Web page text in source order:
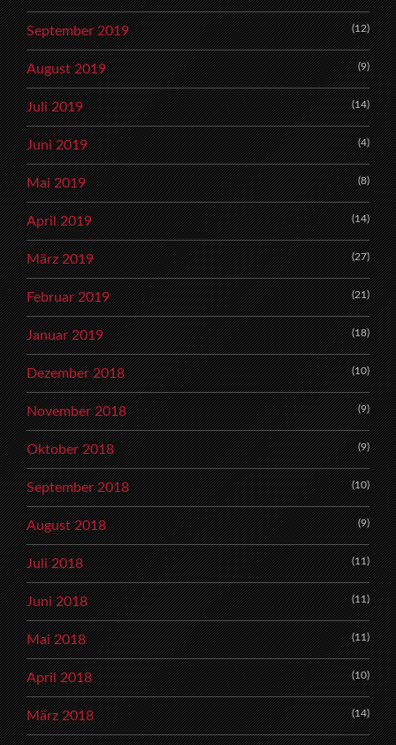
September 2019 (12)
August 2019 (9)
Juli 2019 (14)
Juni 2019 (4)
Mai 2019 (8)
April 2019 (14)
März 2019 (27)
Februar 2019 (21)
Januar 2019 (18)
Dezember 2018 (10)
November 2018 (9)
Oktober 2018 (9)
September 2018 (10)
August 2018 (9)
Juli 2018 (11)
Juni 2018 (11)
Mai 2018 (11)
April 2018 (10)
März 2018 (14)